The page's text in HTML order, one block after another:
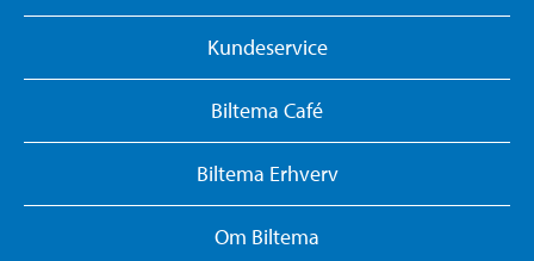
Kundeservice
Biltema Café
Biltema Erhverv
Om Biltema